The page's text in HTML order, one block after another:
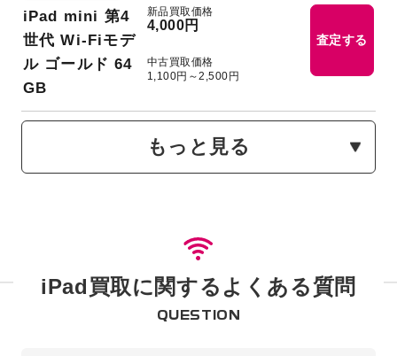
iPad mini 第4
世代 Wi-Fiモデ
ル ゴールド 64
GB
新品買取価格
4,000円
中古買取価格
1,100円～2,500円
査定する
もっと見る
iPad買取に関するよくある質問
QUESTION